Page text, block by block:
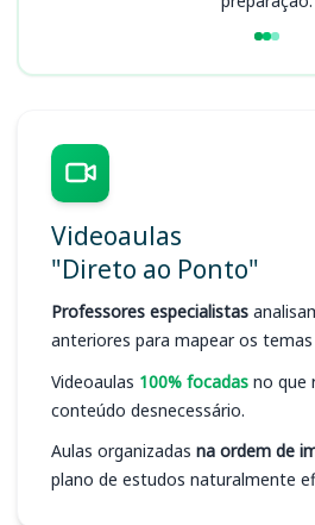
Videoaulas
"Direto ao Ponto"
Professores especialistas
anteriores para mapear os
Videoaulas 100% focadas no que
conteúdo desnecessário.
Aulas organizadas na ordem de
plano de estudos naturalmente